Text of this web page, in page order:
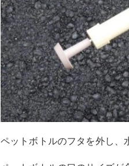
ペットボトルのフタを外し、